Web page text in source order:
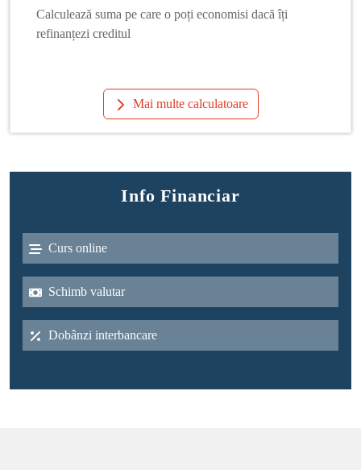
Calculează suma pe care o poți economisi dacă îți
refinanțezi creditul
Mai multe calculatoare
Info Financiar
Curs online
Schimb valutar
Dobânzi interbancare